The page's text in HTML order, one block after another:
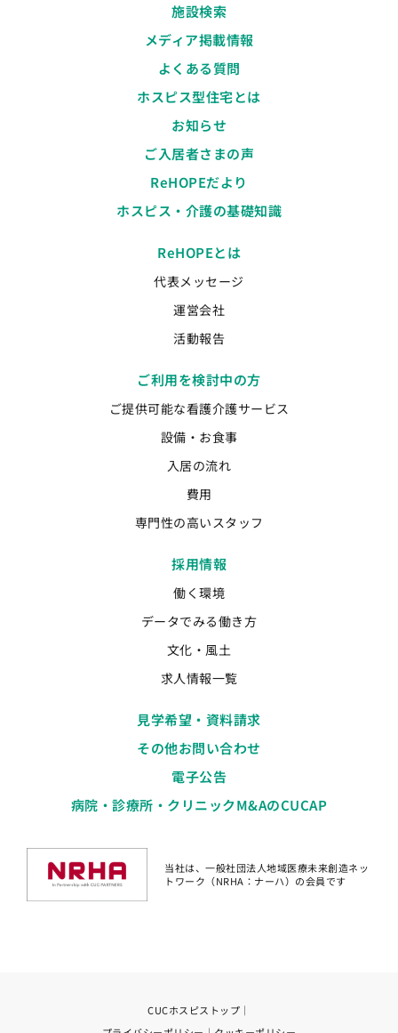
施設検索
メディア掲載情報
よくある質問
ホスピス型住宅とは
お知らせ
ご入居者さまの声
ReHOPEだより
ホスピス・介護の基礎知識
ReHOPEとは
代表メッセージ
運営会社
活動報告
ご利用を検討中の方
ご提供可能な看護介護サービス
設備・お食事
入居の流れ
費用
専門性の高いスタッフ
採用情報
働く環境
データでみる働き方
文化・風土
求人情報一覧
見学希望・資料請求
その他お問い合わせ
電子公告
病院・診療所・クリニックM&AのCUCAP
当社は、一般社団法人地域医療未来創造ネッ
トワーク（NRHA：ナーハ）の会員です
CUCホスピストップ ｜